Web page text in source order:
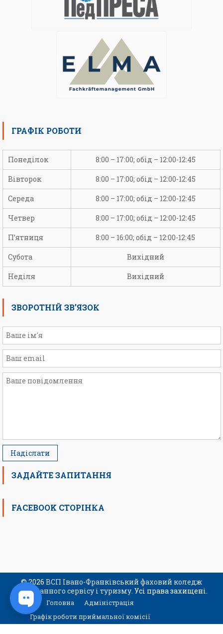
ГРАФІК РОБОТИ
Понеділок 8:00 – 17:00; обід – 12:00-12:45
Вівторок 8:00 – 17:00; обід – 12:00-12:45
Середа 8:00 – 17:00; обід – 12:00-12:45
Четвер 8:00 – 17:00; обід – 12:00-12:45
П’ятниця 8:00 – 16:00; обід – 12:00-12:45
Субота Вихідний
Неділя Вихідний
ЗВОРОТНІЙ ЗВ’ЯЗОК
ЗАДАЙТЕ ЗАПИТАННЯ
FACEBOOK СТОРІНКА
© 2026 ВСП Івано-Франківський фаховий коледж
ресторанного сервісу і туризму. Усі права захищені.
Головна
Адміністрація
Графік роботи приймальної комісії